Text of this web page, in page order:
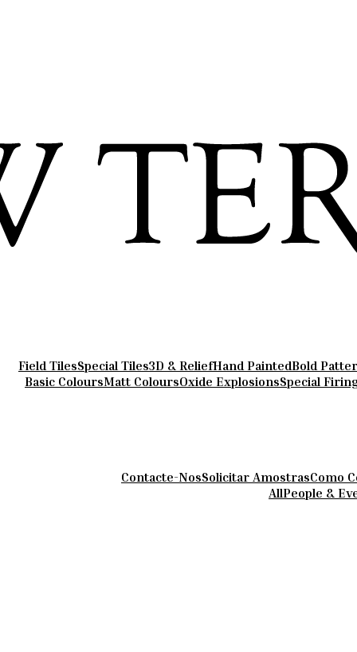
Field TilesSpecial Tiles3D & ReliefHand PaintedBold
Basic ColoursMatt ColoursOxide ExplosionsSpecial Firing
Contacte-NosSolicitar AmostrasComo
AllPeople &